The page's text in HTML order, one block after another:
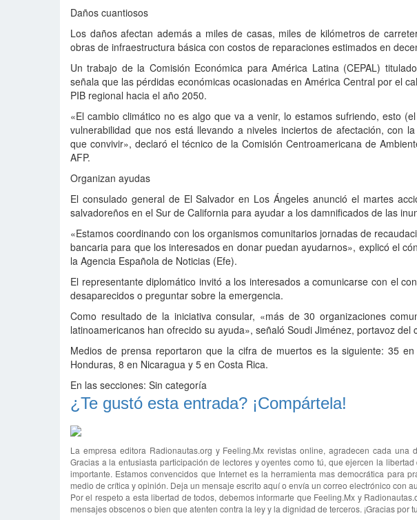
Daños cuantiosos
Los daños afectan además a miles de casas, miles de kilómetros de
obras de infraestructura básica con costos de reparaciones estimados en
Un trabajo de la Comisión Económica para América Latina (CEPAL)
señala que las pérdidas económicas ocasionadas en América Central por el
PIB regional hacia el año 2050.
«El cambio climático no es algo que va a venir, lo estamos sufriendo, esto
vulnerabilidad que nos está llevando a niveles inciertos de afectación, con
que convivir», declaró el técnico de la Comisión Centroamericana de
AFP.
Organizan ayudas
El consulado general de El Salvador en Los Ángeles anunció el martes
salvadoreños en el Sur de California para ayudar a los damnificados de las
«Estamos coordinando con los organismos comunitarios jornadas de
bancaria para que los interesados en donar puedan ayudarnos», explicó el
la Agencia Española de Noticias (Efe).
El representante diplomático invitó a los interesados a comunicarse con el
desaparecidos o preguntar sobre la emergencia.
Como resultado de la iniciativa consular, «más de 30 organizaciones
latinoamericanos han ofrecido su ayuda», señaló Soudi Jiménez, portavoz del
Medios de prensa reportaron que la cifra de muertos es la siguiente: 35
Honduras, 8 en Nicaragua y 5 en Costa Rica.
En las secciones: Sin categoría
¿Te gustó esta entrada? ¡Compártela!
La empresa editora Radionautas.org y Feeling.Mx revistas online, agradecen cada una
Gracias a la entusiasta participación de lectores y oyentes como tú, que ejercen la
importante. Estamos convencidos que Internet es la herramienta mas democrática para
medio de crítica y opinión. Deja un mensaje escrito aquí o envía un correo electrónico con
Por el respeto a esta libertad de todos, debemos informarte que Feeling.Mx y
mensajes obscenos o bien que atenten contra la ley y la dignidad de terceros. ¡Gracias por